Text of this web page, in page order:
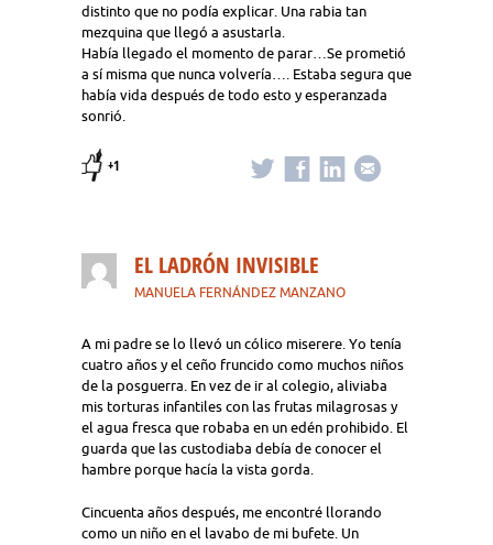
distinto que no podía explicar. Una rabia tan
mezquina que llegó a asustarla.
Había llegado el momento de parar…Se prometió
a sí misma que nunca volvería…. Estaba segura que
había vida después de todo esto y esperanzada
sonrió.
+1
EL LADRÓN INVISIBLE
MANUELA FERNÁNDEZ MANZANO
A mi padre se lo llevó un cólico miserere. Yo tenía
cuatro años y el ceño fruncido como muchos niños
de la posguerra. En vez de ir al colegio, aliviaba
mis torturas infantiles con las frutas milagrosas y
el agua fresca que robaba en un edén prohibido. El
guarda que las custodiaba debía de conocer el
hambre porque hacía la vista gorda.
Cincuenta años después, me encontré llorando
como un niño en el lavabo de mi bufete. Un